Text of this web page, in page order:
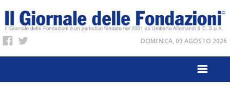
DOMENICA, 09 AGOSTO 2026